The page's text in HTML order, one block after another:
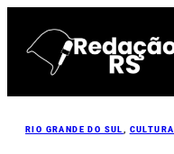
para
RIO GRANDE DO SUL , CULTURA